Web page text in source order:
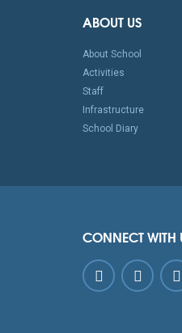
ABOUT US
About School
Activities
Staff
Infrastructure
School Diary
CONNECT WITH